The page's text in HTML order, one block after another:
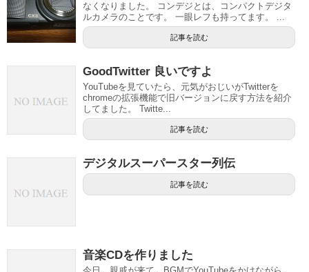
なくなりました。 コンデジとは、コンパクトデジタ
ルカメラのことです。 一眼レフも持ってます。 ...
記事を読む
GoodTwitter 良いですよ
YouTubeを見ていたら、元気がおじいがTwitterを
chromeの拡張機能で旧バージョンに戻す方法を紹介
してました。 Twitte...
記事を読む
デジタルスーパースター列伝
記事を読む
音楽CDを作りました